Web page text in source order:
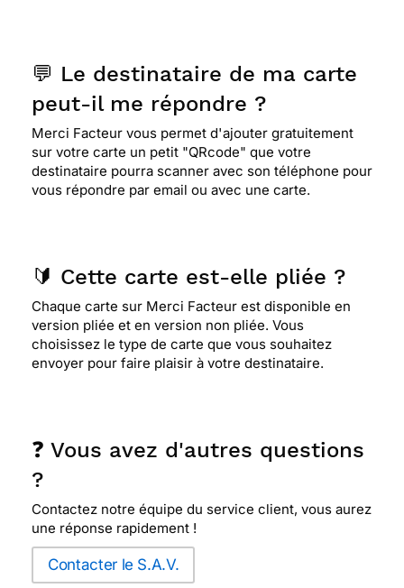
⭐⭐⭐⭐
Le 11/12/2017 : J'aime les chats la carte
est sobre et c'est trop mignon.
⭐⭐⭐
Le 04/12/2017 : Je l'ai choisie parce que
mon petits fils aiment les chats , mais je trouve le
⭐⭐⭐⭐
Le 28/11/2017 : Carte sympa toute simple
pour une jeune fille.
⭐⭐⭐⭐ Le 14/11/2017 : Son originalité
⭐⭐⭐⭐
Le 06/11/2017 : Lovely kittens on the city
roofs
💬 Le destinataire de ma carte
peut-il me répondre ?
Merci Facteur vous permet d'ajouter gratuitement
sur votre carte un petit "QRcode" que votre
destinataire pourra scanner avec son téléphone pour
vous répondre par email ou avec une carte.
🔰 Cette carte est-elle pliée ?
Chaque carte sur Merci Facteur est disponible en
version pliée et en version non pliée. Vous
choisissez le type de carte que vous souhaitez
envoyer pour faire plaisir à votre destinataire.
❓ Vous avez d'autres questions
?
Contactez notre équipe du service client, vous aurez
une réponse rapidement !
Contacter le S.A.V.